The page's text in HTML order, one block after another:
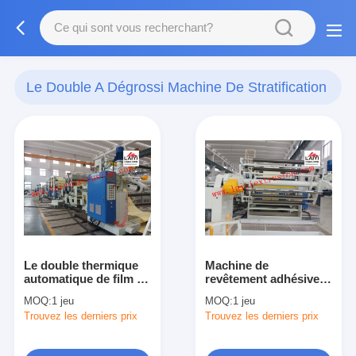
Le Double A Dégrossi Machine De Stratification
Le double thermique
automatique de film a
stratification pour des
papiers de photo
MOQ:1 jeu
Trouvez les derniers prix
Machine de
revêtement adhésive
pain, machine en
plastique mécanique
MOQ:1 jeu
Trouvez les derniers prix